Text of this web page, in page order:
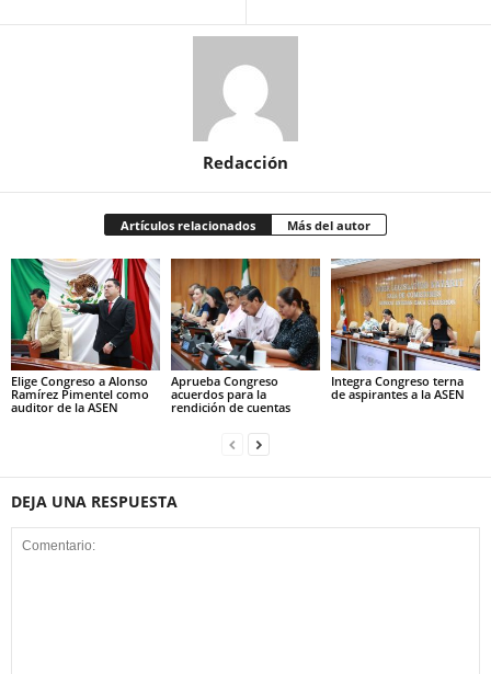
Redacción
Artículos relacionados Más del autor
Elige Congreso a Alonso
Ramírez Pimentel como
auditor de la ASEN
Aprueba Congreso
acuerdos para la
rendición de cuentas
Integra Congreso terna
de aspirantes a la ASEN
DEJA UNA RESPUESTA